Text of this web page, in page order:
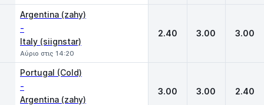
Argentina (zahy)
-
Italy (siignstar)
Αύριο στις 14:20
2.40 3.00 3.00
Portugal (Cold)
-
Argentina (zahy)
3.00 3.00 2.40